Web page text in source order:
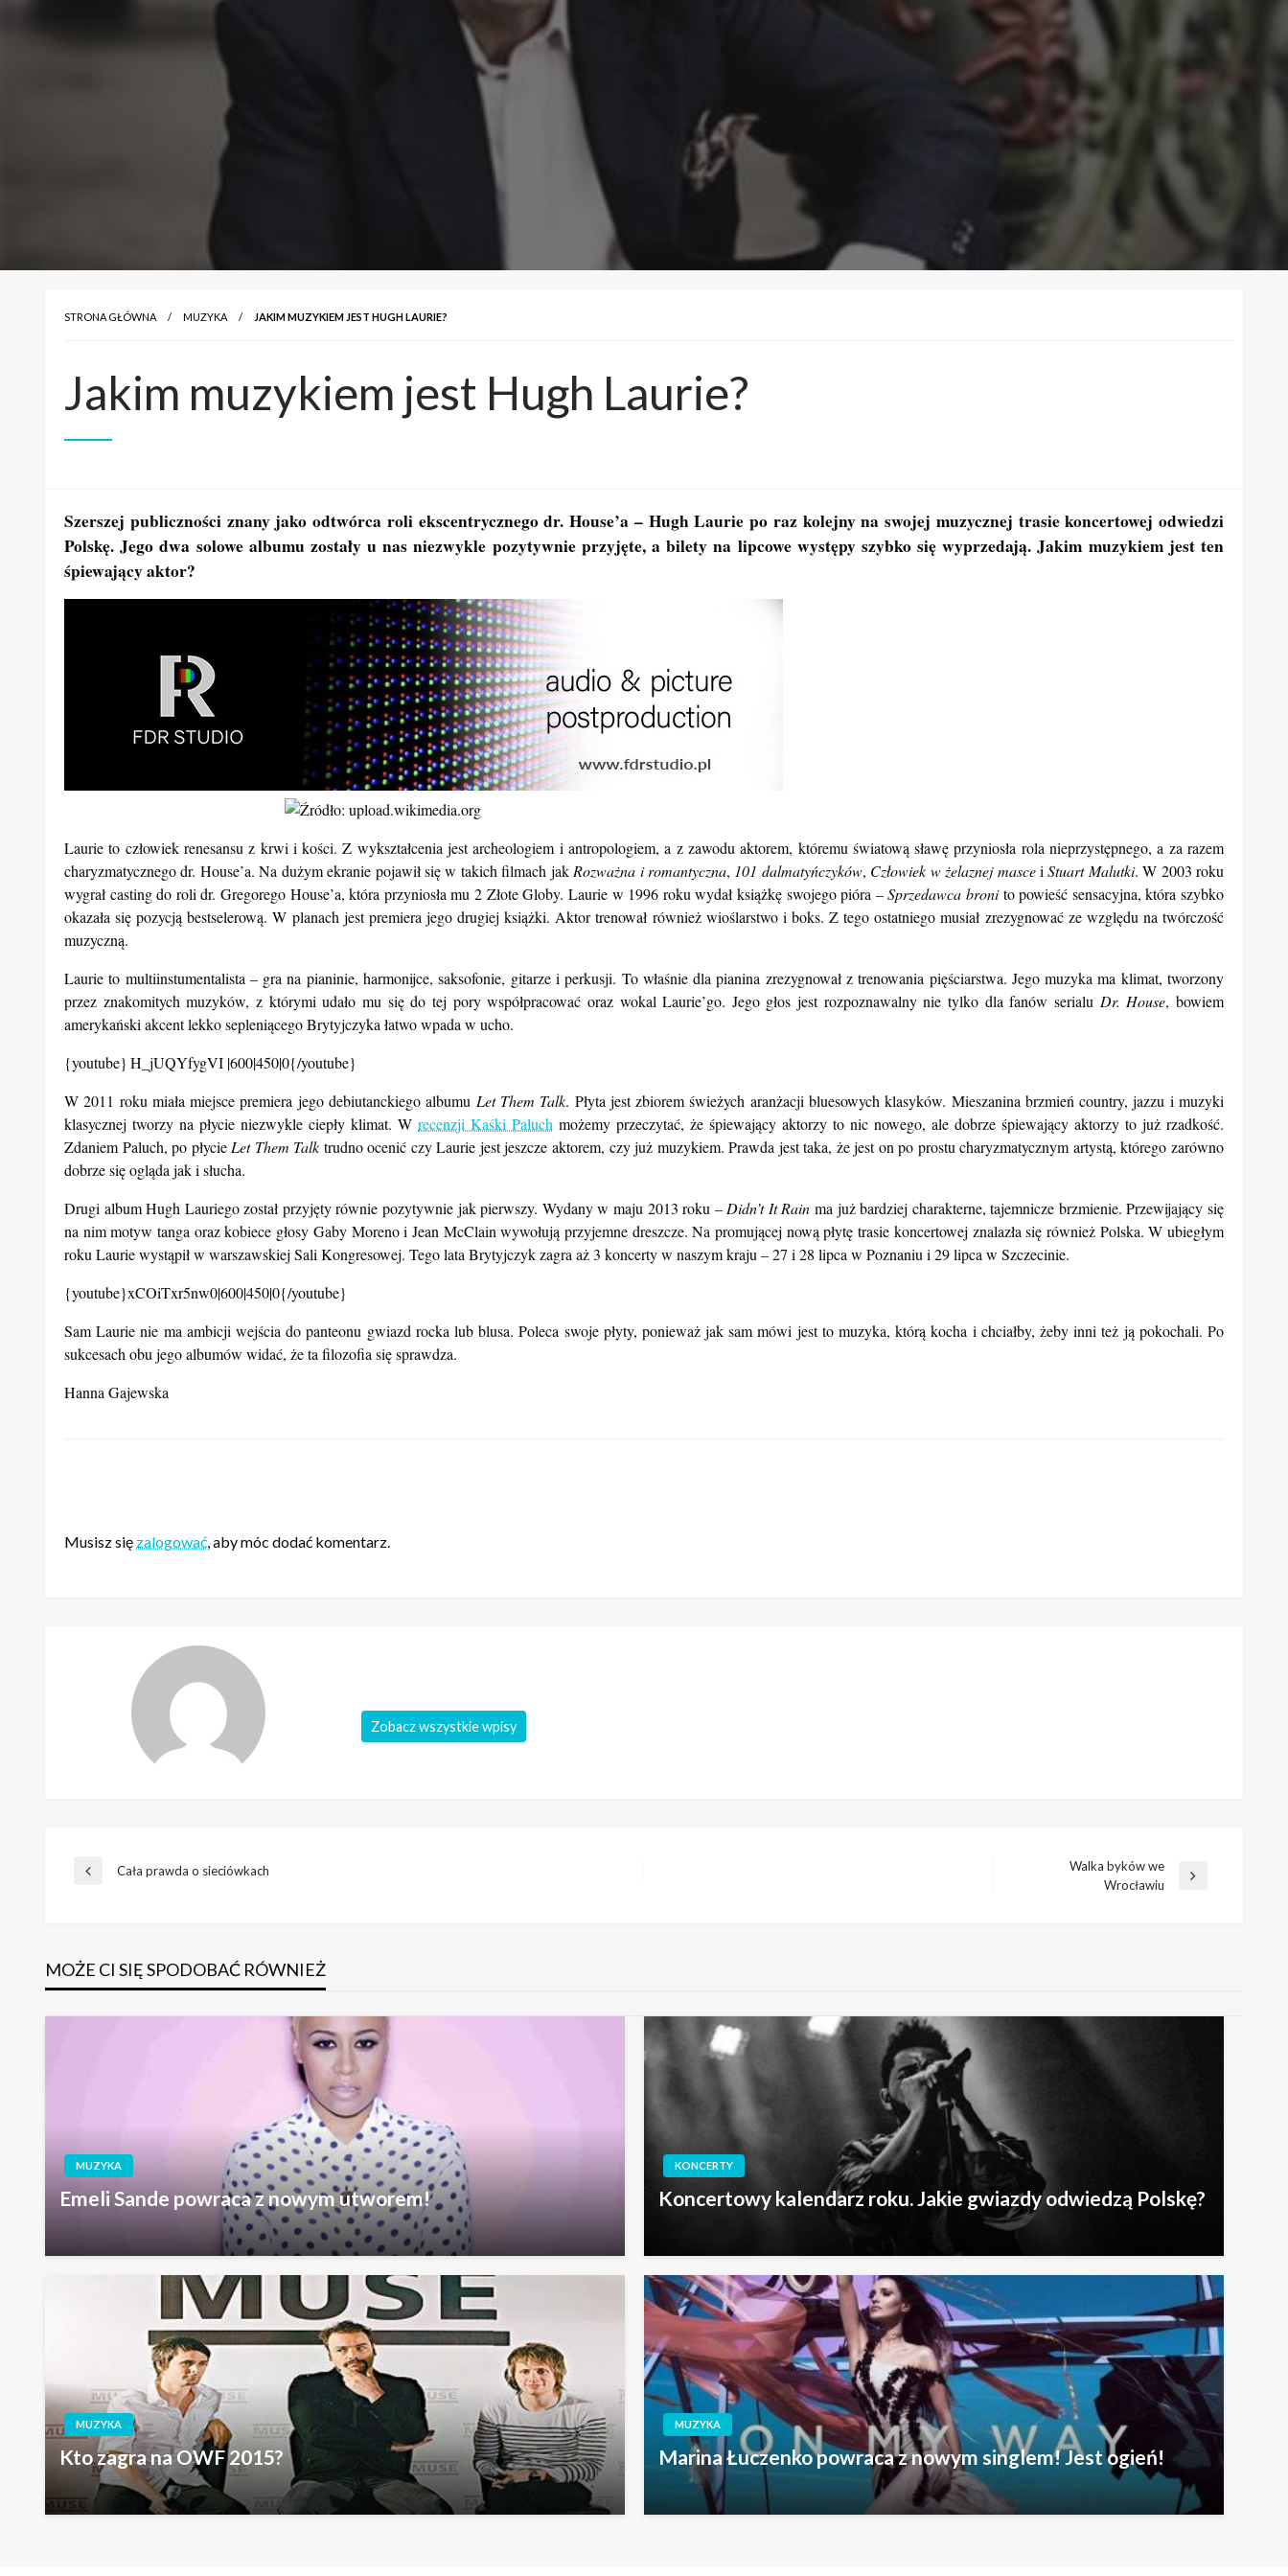
STRONA GŁÓWNA MUZYKA JAKIM MUZYKIEM JEST HUGH LAURIE?
Jakim muzykiem jest Hugh Laurie?
Szerszej publiczności znany jako odtwórca roli ekscentrycznego dr. House’a – Hugh Laurie po raz kolejny na swojej muzycznej trasie koncertowej odwiedzi
Polskę. Jego dwa solowe albumu zostały u nas niezwykle pozytywnie przyjęte, a bilety na lipcowe występy szybko się wyprzedają. Jakim muzykiem jest ten
śpiewający aktor?
Laurie to człowiek renesansu z krwi i kości. Z wykształcenia jest archeologiem i antropologiem, a z zawodu aktorem, któremu światową sławę przyniosła rola nieprzystępnego, a za razem
charyzmatycznego dr. House’a. Na dużym ekranie pojawił się w takich filmach jak Rozważna i romantyczna, 101 dalmatyńczyków, Człowiek w żelaznej masceiStuart Malutki. W 2003 roku
wygrał casting do roli dr. Gregorego House’a, która przyniosła mu 2 Złote Globy. Laurie w 1996 roku wydał książkę swojego pióra –Sprzedawca bronito powieść sensacyjna, która szybko
okazała się pozycją bestselerową. W planach jest premiera jego drugiej książki. Aktor trenował również wioślarstwo i boks. Z tego ostatniego musiał zrezygnować ze względu na twórczość
muzyczną.
Laurie to multiinstumentalista – gra na pianinie, harmonijce, saksofonie, gitarze i perkusji. To właśnie dla pianina zrezygnował z trenowania pięściarstwa. Jego muzyka ma klimat, tworzony
przez znakomitych muzyków, z którymi udało mu się do tej pory współpracować oraz wokal Laurie’go. Jego głos jest rozpoznawalny nie tylko dla fanów serialu Dr. House, bowiem
amerykański akcent lekko sepleniącego Brytyjczyka łatwo wpada w ucho.
{youtube} H_jUQYfygVI |600|450|0{/youtube}
W 2011 roku miała miejsce premiera jego debiutanckiego albumu Let Them Talk. Płyta jest zbiorem świeżych aranżacji bluesowych klasyków. Mieszanina brzmień country, jazzu i muzyki
klasycznej tworzy na płycie niezwykle ciepły klimat. W recenzji Kaśki Paluch możemy przeczytać, że śpiewający aktorzy to nic nowego, ale dobrze śpiewający aktorzy to już rzadkość.
Zdaniem Paluch, po płycie Let Them Talk trudno ocenić czy Laurie jest jeszcze aktorem, czy już muzykiem. Prawda jest taka, że jest on po prostu charyzmatycznym artystą, którego zarówno
dobrze się ogląda jak i słucha.
Drugi album Hugh Lauriego został przyjęty równie pozytywnie jak pierwszy. Wydany w maju 2013 roku – Didn’t It Rain ma już bardziej charakterne, tajemnicze brzmienie. Przewijający się
na nim motyw tanga oraz kobiece głosy Gaby Moreno i Jean McClain wywołują przyjemne dreszcze. Na promującej nową płytę trasie koncertowej znalazła się również Polska. W ubiegłym
roku Laurie wystąpił w warszawskiej Sali Kongresowej. Tego lata Brytyjczyk zagra aż 3 koncerty w naszym kraju – 27 i 28 lipca w Poznaniu i 29 lipca w Szczecinie.
{youtube}xCOiTxr5nw0|600|450|0{/youtube}
Sam Laurie nie ma ambicji wejścia do panteonu gwiazd rocka lub blusa. Poleca swoje płyty, ponieważ jak sam mówi jest to muzyka, którą kocha i chciałby, żeby inni też ją pokochali. Po
sukcesach obu jego albumów widać, że ta filozofia się sprawdza.
Hanna Gajewska
Musisz się zalogować, aby móc dodać komentarz.
Zobacz wszystkie wpisy
Nawigacja
Poprzedni
Cała prawda o sieciówkach
Walka byków we
Wrocławiu
MOŻE CI SIĘ SPODOBAĆ RÓWNIEŻ
MUZYKA
Emeli Sande powraca z nowym utworem!
KONCERTY
Koncertowy kalendarz roku. Jakie gwiazdy odwiedzą Polskę?
MUZYKA
Kto zagra na OWF 2015?
MUZYKA
Marina Łuczenko powraca z nowym singlem! Jest ogień!